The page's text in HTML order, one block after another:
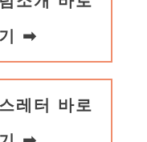
➡
레터 바로